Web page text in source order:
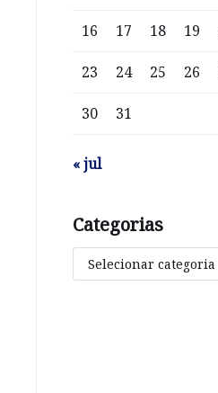
16 17 18 19
23 24 25 26
30 31
« jul
Categorias